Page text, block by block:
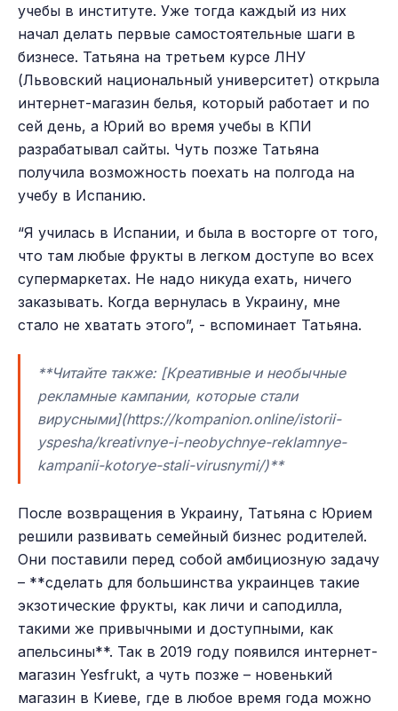
учебы в институте. Уже тогда каждый из них
начал делать первые самостоятельные шаги в
бизнесе. Татьяна на третьем курсе ЛНУ
(Львовский национальный университет) открыла
интернет-магазин белья, который работает и по
сей день, а Юрий во время учебы в КПИ
разрабатывал сайты. Чуть позже Татьяна
получила возможность поехать на полгода на
учебу в Испанию.
“Я училась в Испании, и была в восторге от того,
что там любые фрукты в легком доступе во всех
супермаркетах. Не надо никуда ехать, ничего
заказывать. Когда вернулась в Украину, мне
стало не хватать этого”, - вспоминает Татьяна.
**Читайте также: [Креативные и необычные
рекламные кампании, которые стали
вирусными](https://kompanion.online/istorii-
yspesha/kreativnye-i-neobychnye-reklamnye-
kampanii-kotorye-stali-virusnymi/)**
После возвращения в Украину, Татьяна с Юрием
решили развивать семейный бизнес родителей.
Они поставили перед собой амбициозную задачу
– **сделать для большинства украинцев такие
экзотические фрукты, как личи и саподилла,
такими же привычными и доступными, как
апельсины**. Так в 2019 году появился интернет-
магазин Yesfrukt, а чуть позже – новенький
магазин в Киеве, где в любое время года можно